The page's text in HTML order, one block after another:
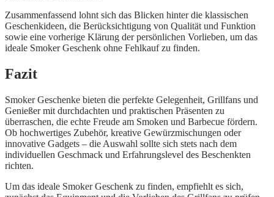
Zusammenfassend lohnt sich das Blicken hinter die klassischen
Geschenkideen, die Berücksichtigung von Qualität und Funktion
sowie eine vorherige Klärung der persönlichen Vorlieben, um das
ideale Smoker Geschenk ohne Fehlkauf zu finden.
Fazit
Smoker Geschenke bieten die perfekte Gelegenheit, Grillfans und
Genießer mit durchdachten und praktischen Präsenten zu
überraschen, die echte Freude am Smoken und Barbecue fördern.
Ob hochwertiges Zubehör, kreative Gewürzmischungen oder
innovative Gadgets – die Auswahl sollte sich stets nach dem
individuellen Geschmack und Erfahrungslevel des Beschenkten
richten.
Um das ideale Smoker Geschenk zu finden, empfiehlt es sich,